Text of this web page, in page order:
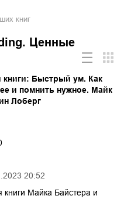
книг
20:52
Быстрый ум. Как
и помнить нужное. Майк
Лоберг
книги Майка Байстера и